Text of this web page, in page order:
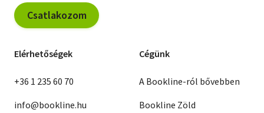
Csatlakozom
Elérhetőségek
+36 1 235 60 70
info@bookline.hu
Cégünk
A Bookline-ról bővebben
Bookline Zöld